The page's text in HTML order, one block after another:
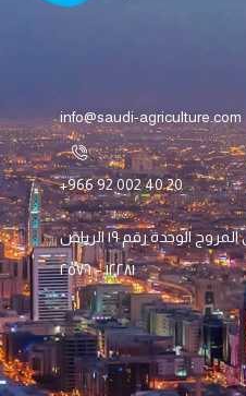
info@saudi-agriculture.com
+966 92 002 40 20
موقع: ٦۷۰۹ العليا - حي المروج الوحدة رقم ۱۹ الرياض
۱۲۲۸۱ – ۲٥۷٦